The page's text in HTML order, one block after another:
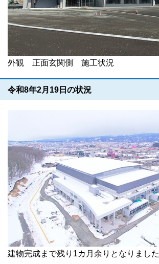
外観 正面玄関側 施工状況
令和8年2月19日の状況
建物完成まで残り1カ月余りとなりました